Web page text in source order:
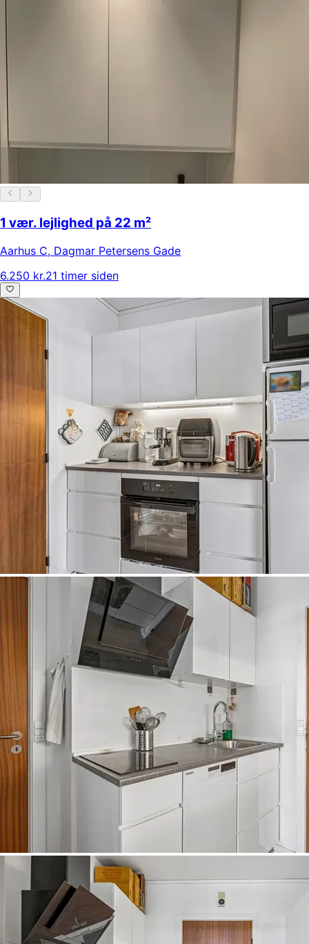
1 vær. lejlighed på 22 m²
Aarhus C, Dagmar Petersens Gade
6.250 kr.21 timer siden